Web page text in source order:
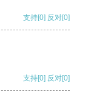
支持[0] 反对[0]
支持[0] 反对[0]